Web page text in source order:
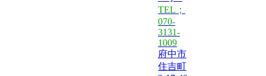
TEL；
070-
3131-
1009
府中市
住吉町